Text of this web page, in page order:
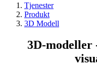
Tjenester
Produkt
3D Modell
3D-modeller